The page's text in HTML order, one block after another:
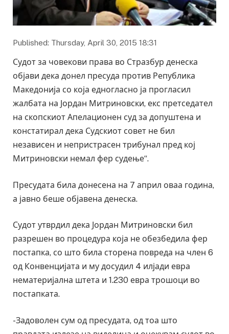
Published: Thursday, April 30, 2015 18:31
Судот за човекови права во Стразбур денеска
објави дека донел пресуда против Република
Македонија со која едногласно ја прогласил
жалбата на Јордан Митриновски, екс претседател
на скопскиот Апелационен суд за допуштена и
констатирал дека Судскиот совет не бил
независен и непристрасен трибунал пред кој
Митриновски немал фер судење“.
Пресудата била донесена на 7 април оваа година,
а јавно беше објавена денеска.
Судот утврдил дека Јордан Митриновски бил
разрешен во процедура која не обезбедила фер
постапка, со што била сторена повреда на член 6
од Конвенцијата и му досудил 4 илјади евра
нематеријална штета и 1.230 евра трошоци во
постапката.
-Задоволен сум од пресудата, од тоа што